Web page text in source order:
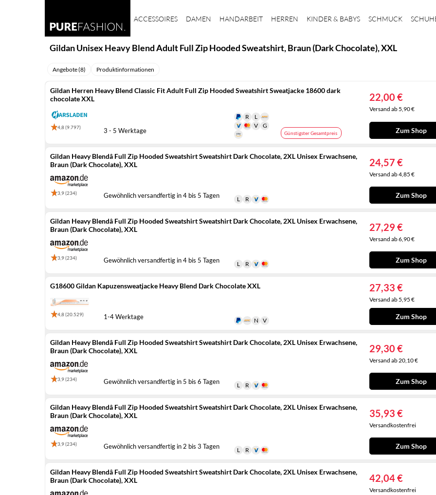
ACCESSOIRES DAMEN HANDARBEIT HERREN KINDER & BABYS SCHMUCK
Gildan Unisex Heavy Blend Adult Full Zip Hooded Sweatshirt, Braun (Dark Chocolate), XXL
Angebote (8) Produktinformationen
Gildan Herren Heavy Blend Classic Fit Adult Full Zip Hooded Sweatshirt Sweatjacke 18600 dark
chocolate XXL
4,8 (9.797)
Günstigster Gesamtpreis
3 - 5 Werktage
22,00 €
Versand ab 5,90 €
Zum Shop
Gildan Heavy Blendâ Full Zip Hooded Sweatshirt Sweatshirt Dark Chocolate, 2XL Unisex Erwachsene,
Braun (Dark Chocolate), XXL
3,9 (234) Gewöhnlich versandfertig in 4 bis 5 Tagen
24,57 €
Versand ab 4,85 €
Zum Shop
Gildan Heavy Blendâ Full Zip Hooded Sweatshirt Sweatshirt Dark Chocolate, 2XL Unisex Erwachsene,
Braun (Dark Chocolate), XXL
3,9 (234) Gewöhnlich versandfertig in 4 bis 5 Tagen
27,29 €
Versand ab 6,90 €
Zum Shop
G18600 Gildan Kapuzensweatjacke Heavy Blend Dark Chocolate XXL
4,8 (20.529) 1-4 Werktage
27,33 €
Versand ab 5,95 €
Zum Shop
Gildan Heavy Blendâ Full Zip Hooded Sweatshirt Sweatshirt Dark Chocolate, 2XL Unisex Erwachsene,
Braun (Dark Chocolate), XXL
3,9 (234) Gewöhnlich versandfertig in 5 bis 6 Tagen
29,30 €
Versand ab 20,10 €
Zum Shop
Gildan Heavy Blendâ Full Zip Hooded Sweatshirt Sweatshirt Dark Chocolate, 2XL Unisex Erwachsene,
Braun (Dark Chocolate), XXL
3,9 (234) Gewöhnlich versandfertig in 2 bis 3 Tagen
35,93 €
Versandkostenfrei
Zum Shop
Gildan Heavy Blendâ Full Zip Hooded Sweatshirt Sweatshirt Dark Chocolate, 2XL Unisex Erwachsene,
Braun (Dark Chocolate), XXL
42,04 €
Versandkostenfrei